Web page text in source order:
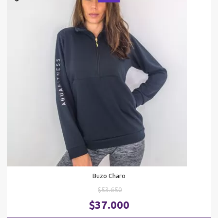
Buzo Charo
$53.650El
precio
original
$37.000